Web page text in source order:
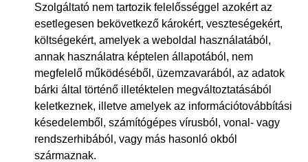
Szolgáltató nem tartozik felelősséggel azokért az
esetlegesen bekövetkező károkért, veszteségekért,
költségekért, amelyek a weboldal használatából,
annak használatra képtelen állapotából, nem
megfelelő működéséből, üzemzavarából, az adatok
bárki által történő illetéktelen megváltoztatásából
keletkeznek, illetve amelyek az információtovábbítási
késedelemből, számítógépes vírusból, vonal- vagy
rendszerhibából, vagy más hasonló okból
származnak.